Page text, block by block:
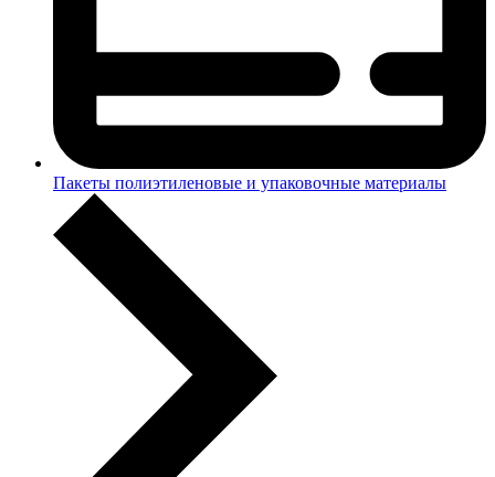
Пакеты полиэтиленовые и упаковочные материалы